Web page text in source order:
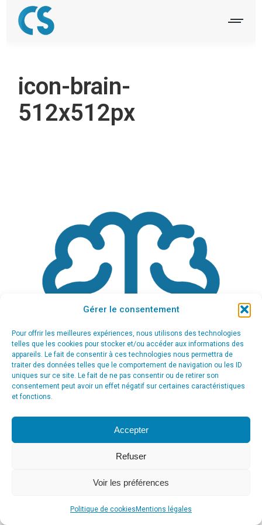
Gérer le consentement
Pour offrir les meilleures expériences, nous utilisons des technologies
telles que les cookies pour stocker et/ou accéder aux informations des
appareils. Le fait de consentir à ces technologies nous permettra de
traiter des données telles que le comportement de navigation ou les ID
uniques sur ce site. Le fait de ne pas consentir ou de retirer son
consentement peut avoir un effet négatif sur certaines caractéristiques
et fonctions.
Accepter
Refuser
Voir les préférences
Politique de cookies Mentions légales
icon-brain-
512x512px
© Agence Communication Support [ Agence CS ] - Conseil en
menu_principal